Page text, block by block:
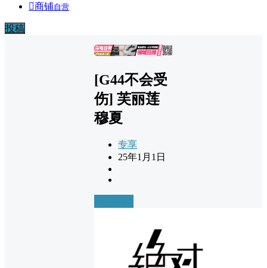
商铺自营
投稿
广告
[G44不会受
伤] 芙丽莲
穆夏
专享
25年1月1日